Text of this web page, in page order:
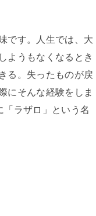
です。人生では、大
ようもなくなるとき
る。失ったものが戻
にそんな経験をしま
ラザロ」という名